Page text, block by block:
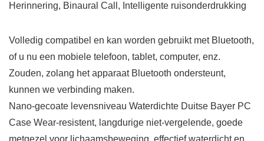
Herinnering, Binaural Call, Intelligente ruisonderdrukking
Volledig compatibel en kan worden gebruikt met Bluetooth,
of u nu een mobiele telefoon, tablet, computer, enz.
Zouden, zolang het apparaat Bluetooth ondersteunt,
kunnen we verbinding maken.
Nano-gecoate levensniveau Waterdichte Duitse Bayer PC
Case Wear-resistent, langdurige niet-vergelende, goede